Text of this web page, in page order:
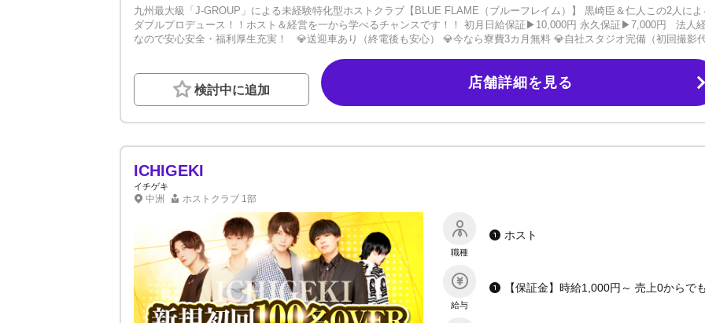
九州最大級「J-GROUP」による未経験特化型ホストクラブ【BLUE FLAME（ブルーフレイム）】 黒崎臣＆仁人この2人によ
ダブルプロデュース！！ホスト＆経営を一から学べるチャンスです！！ 初月日給保証▶10,000円 永久保証▶7,000円 法人
なので安心安全・福利厚生充実！ 💎送迎車あり（終電後も安心） 💎今なら寮費3カ月無料 💎自社スタジオ完備（初回撮影
etc… 未経験から始めた仲間ばかりなので安心してご応募ください。※もちろん経験者さんも大歓迎！ 面接だけでも大丈夫で
す！ ぜひ当店にご応募・ご相談ください。 まずはご連絡お待ちしております。
検討中に追加 店舗詳細を見る
ICHIGEKI
イチゲキ
中洲 ホストクラブ 1部
職種
ホスト
給与